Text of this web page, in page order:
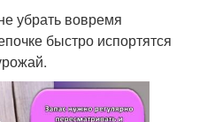
убрать вовремя
быстро испортятся